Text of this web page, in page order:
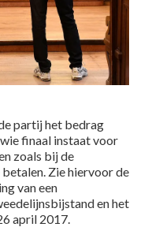
partij het bedrag
finaal instaat voor
zoals bij de
Zie hiervoor de
van een
en het
april 2017.